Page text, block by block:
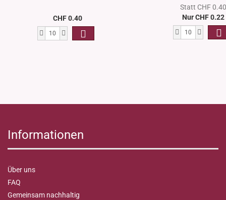
CHF 0.40
Statt CHF 0.40
Nur CHF 0.22
Informationen
Über uns
FAQ
Gemeinsam nachhaltig